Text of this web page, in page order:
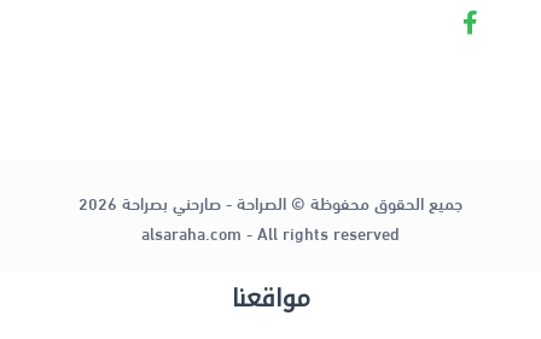
جميع الحقوق محفوظة © الصراحة - صارحني بصراحة 2026
alsaraha.com - All rights reserved